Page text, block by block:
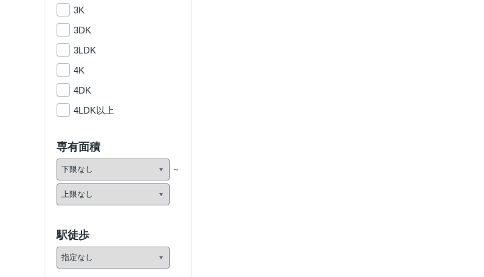
3K
3DK
3LDK
4K
4DK
4LDK以上
専有面積
駅徒歩